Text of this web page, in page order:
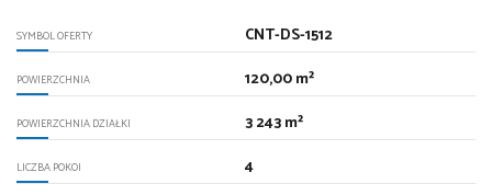
SYMBOL OFERTY CNT-DS-1512
POWIERZCHNIA 120,00 m²
POWIERZCHNIA DZIAŁKI 3 243 m²
LICZBA POKOI 4